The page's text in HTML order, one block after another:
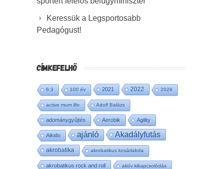
Keressük a Legsportosabb
Pedagógust!
CÍMKEFELHŐ
6:3 100 év 2021 2022 2028
active mum life Adolf Balázs
adománygyűjtés Aerobik Agility
Aikido ajánló Akadályfutás
akrobatika akrobatikus kosárlabda
akrobatikus rock and roll aktív kikapcsolódás